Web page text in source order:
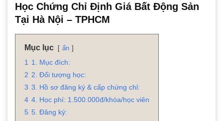
Học Chứng Chỉ Định Giá Bất Động Sản
Tại Hà Nội – TPHCM
Mục lục ẩn
1
1. Mục đích:
2 2. Đối tượng học:
3 3. Hồ sơ đăng ký & cấp chứng chỉ:
4 4. Học phí: 1.500.000đ/khóa/học viên
5 5. Đăng ký: